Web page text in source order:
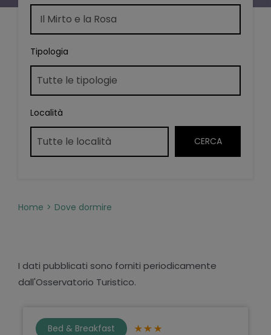
Tipologia
Località
Home Dove dormire
I dati pubblicati sono forniti periodicamente
dall'Osservatorio Turistico.
Bed & Breakfast